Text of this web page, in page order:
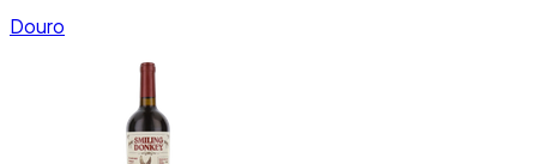
Douro